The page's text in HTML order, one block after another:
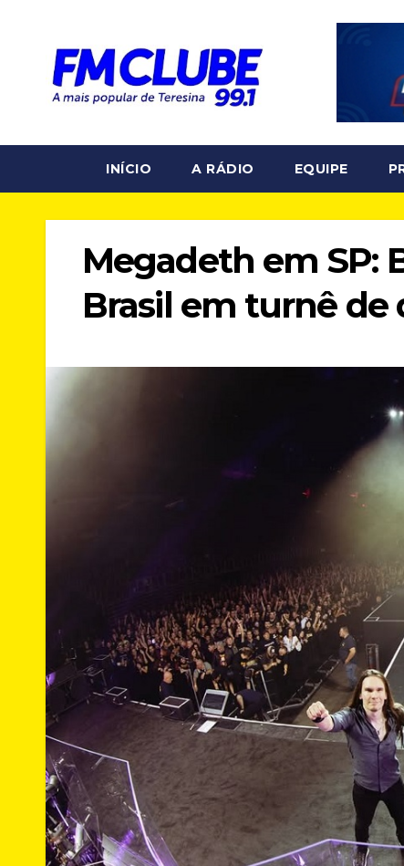
INÍCIO A RÁDIO EQUIPE
Megadeth em SP:
Brasil em turnê de